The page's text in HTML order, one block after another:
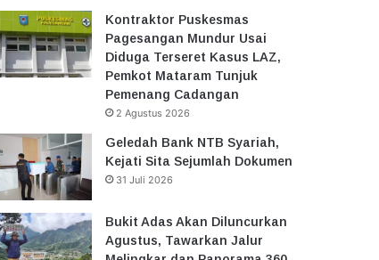
Kontraktor Puskesmas
Pagesangan Mundur Usai
Diduga Terseret Kasus LAZ,
Pemkot Mataram Tunjuk
Pemenang Cadangan
2 Agustus 2026
Geledah Bank NTB Syariah,
Kejati Sita Sejumlah Dokumen
31 Juli 2026
Bukit Adas Akan Diluncurkan
Agustus, Tawarkan Jalur